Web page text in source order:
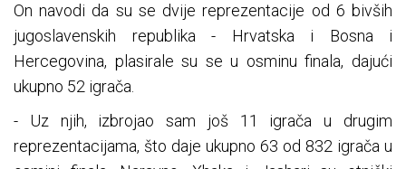
On navodi da su se dvije reprezentacije od 6 bivših
jugoslavenskih republika - Hrvatska i Bosna i
Hercegovina, plasirale su se u osminu finala, dajući
ukupno 52 igrača.
- Uz njih, izbrojao sam još 11 igrača u drugim
reprezentacijama, što daje ukupno 63 od 832 igrača u